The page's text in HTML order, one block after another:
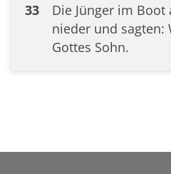
33
Die Jünger im Boot
nieder und sagten:
Gottes Sohn.